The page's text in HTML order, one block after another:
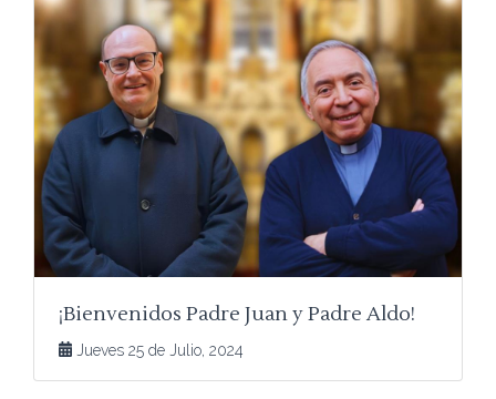
¡Bienvenidos Padre Juan y Padre Aldo!
Jueves 25 de Julio, 2024